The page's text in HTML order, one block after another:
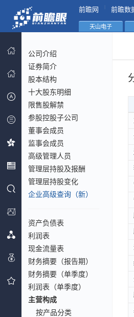
前瞻网 前瞻数
天山电子
公司介绍
证券简介
股本结构
十大股东明细
限售股解禁
参股控股子公司
董事会成员
监事会成员
高级管理人员
管理层持股及报酬
管理层持股变化
企业高级查询（新）
资产负债表
利润表
现金流量表
财务摘要（报告期）
财务摘要（单季度）
利润表（单季度）
主营构成
按产品分类